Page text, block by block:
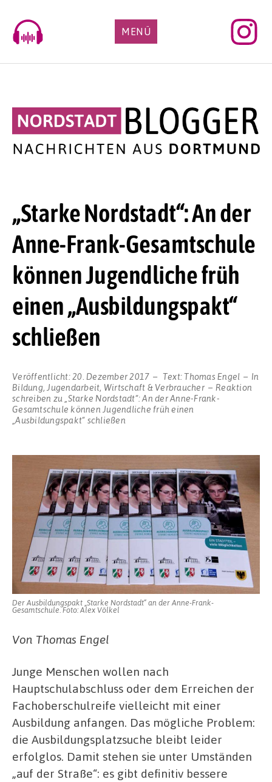
content
MENÜ
„Starke Nordstadt“: An der
Anne-Frank-Gesamtschule
können Jugendliche früh
einen „Ausbildungspakt“
schließen
Veröffentlicht:20. Dezember 2017 Text:Thomas Engel
In
Bildung, Jugendarbeit, Wirtschaft & Verbraucher
Reaktion
schreiben zu „Starke Nordstadt“: An der Anne-Frank-
Gesamtschule können Jugendliche früh einen
„Ausbildungspakt“ schließen
Der Ausbildungspakt „Starke Nordstadt“ an der Anne-Frank-
Gesamtschule. Foto: Alex Völkel
Von Thomas Engel
Junge Menschen wollen nach
Hauptschulabschluss oder dem Erreichen der
Fachoberschulreife vielleicht mit einer
Ausbildung anfangen. Das mögliche Problem:
die Ausbildungsplatzsuche bleibt leider
erfolglos. Damit stehen sie unter Umständen
„auf der Straße“: es gibt definitiv bessere